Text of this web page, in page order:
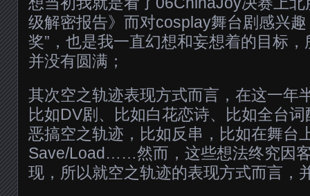
级解密报告》而对cosplay舞台剧感兴
奖”，也是我一直幻想和妄想着的目标
并没有圆满；
其次空之轨迹表现方式而言，在这一年
比如DV剧、比如白花恋诗、比如全台
恶搞空之轨迹，比如反串，比如在舞台
Save/Load……然而，这些想法终究因
现，所以就空之轨迹的表现方式而言，